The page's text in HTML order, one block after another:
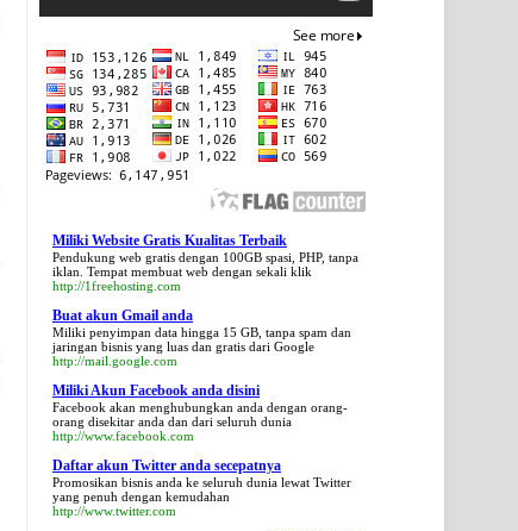
Miliki Website Gratis Kualitas Terbaik
Pendukung web gratis dengan 100GB spasi, PHP, tanpa
iklan. Tempat membuat web dengan sekali klik
http://1freehosting.com
Buat akun Gmail anda
Miliki penyimpan data hingga 15 GB, tanpa spam dan
jaringan bisnis yang luas dan gratis dari Google
http://mail.google.com
Miliki Akun Facebook anda disini
Facebook akan menghubungkan anda dengan orang-
orang disekitar anda dan dari seluruh dunia
http://www.facebook.com
Daftar akun Twitter anda secepatnya
Promosikan bisnis anda ke seluruh dunia lewat Twitter
yang penuh dengan kemudahan
http://www.twitter.com